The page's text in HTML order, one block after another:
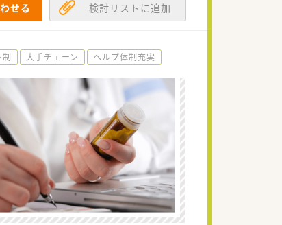
せる 検討リストに追加
大手チェーン ヘルプ体制充実